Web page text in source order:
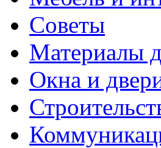
Советы
Материалы
Окна и